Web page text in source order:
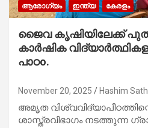
ആരോഗ്യം ഇന്ത്യ കേരളം
ജൈവ കൃഷിയിലേക്ക്
കാർഷിക
പാഠo.
November 20, 2025 Hashim
അമൃത
ശാസ്ത്രവിഭാഗം നടത്തുന്ന